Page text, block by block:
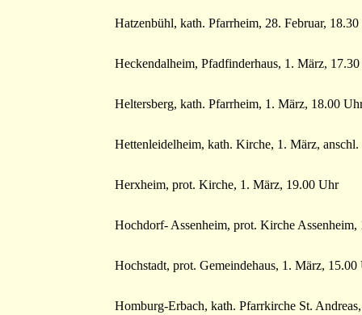
Hatzenbühl, kath. Pfarrheim, 28. Februar,
Heckendalheim, Pfadfinderhaus, 1. März,
Heltersberg, kath. Pfarrheim, 1. März, 18.00
Hettenleidelheim, kath. Kirche, 1. März, anschl.
Herxheim, prot. Kirche, 1. März, 19.00 Uhr
Hochdorf- Assenheim, prot. Kirche
Hochstadt, prot. Gemeindehaus, 1. März, 15.00
Homburg-Erbach, kath. Pfarrkirche St.